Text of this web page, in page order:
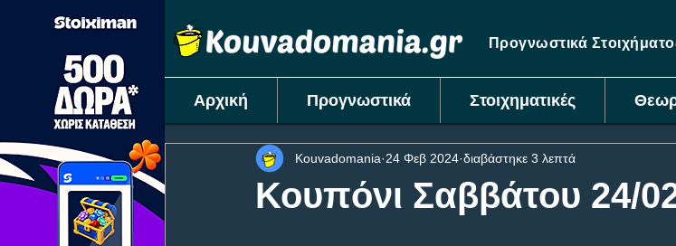
Προγνωστικά
Αρχική Προγνωστικά Στοιχηματικές
Κουπόνι Σαββάτου 24/
Kouvadomania 24 Φεβ 2024 διαβάστηκε 3 λεπτά